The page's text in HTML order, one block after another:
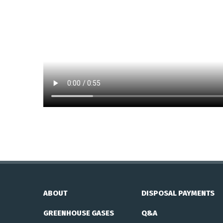
ABOUT
GREENHOUSE GASES
DISPOSAL PAYMENTS
Q&A